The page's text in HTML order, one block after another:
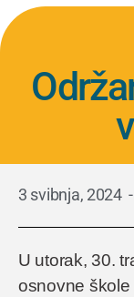
3 svibnja, 2024 -
U utorak, 30.
osnovne